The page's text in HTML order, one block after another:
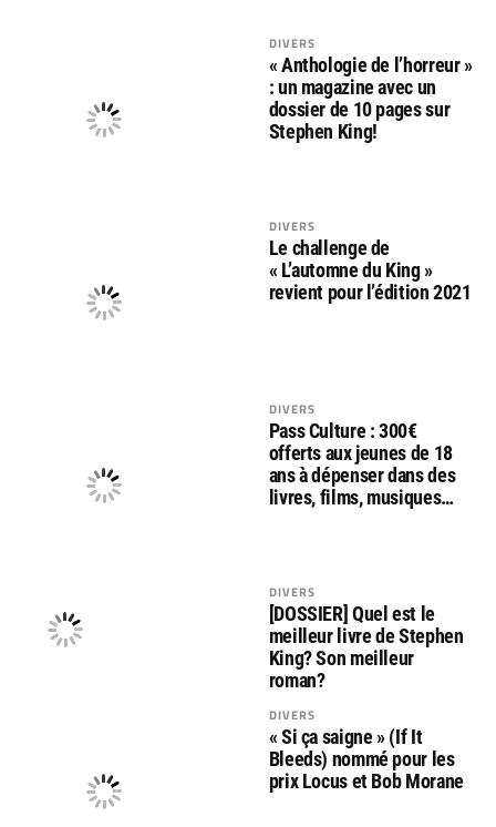
DIVERS
« Anthologie de l’horreur »
: un magazine avec un
dossier de 10 pages sur
Stephen King!
DIVERS
Le challenge de
« L’automne du King »
revient pour l’édition 2021
DIVERS
Pass Culture : 300€
offerts aux jeunes de 18
ans à dépenser dans des
livres, films, musiques…
DIVERS
[DOSSIER] Quel est le
meilleur livre de Stephen
King? Son meilleur
roman?
DIVERS
« Si ça saigne » (If It
Bleeds) nommé pour les
prix Locus et Bob Morane